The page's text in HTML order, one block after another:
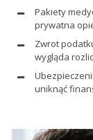
Pakiety
prywatna
Zwrot
wygląda
uniknąć